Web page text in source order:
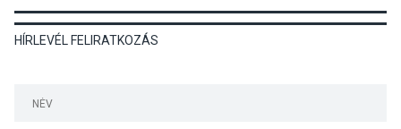
KULTÚRA 2026 AUG 05
Különleges nyári élményt
HÍRLEVÉL FELIRATKOZÁS